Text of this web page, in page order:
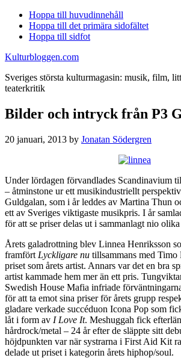
Hoppa till huvudinnehåll
Hoppa till det primära sidofältet
Hoppa till sidfot
Kulturbloggen.com
Sveriges största kulturmagasin: musik, film,
teaterkritik
Bilder och intryck från P3
20 januari, 2013 by Jonatan Södergren
Under lördagen förvandlades Scandinavium
– åtminstone ur ett musikindustriellt
Guldgalan, som i år leddes av Martina Thun
ett av Sveriges viktigaste musikpris. I år
för att se priser delas ut i sammanlagt nio
Årets galadrottning blev Linnea Henriksson
framfört Lyckligare nu tillsammans med Timo
priset som årets artist. Annars var det en bra
artist kammade hem mer än ett pris.
Swedish House Mafia infriade
för att ta emot sina priser för årets grupp
gladare verkade succéduon Icona Pop som
låt i form av I Love It. Meshuggah fick
hårdrock/metal – 24 år efter de släppte sitt
höjdpunkten var när systrarna i First Aid Kit
delade ut priset i kategorin årets hiphop/soul.